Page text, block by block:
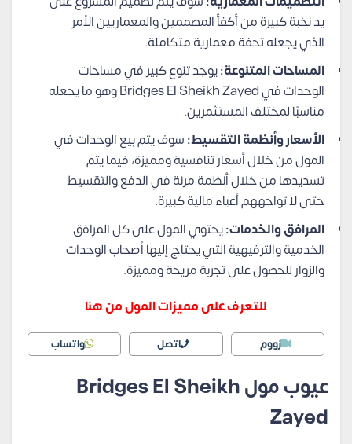
يد نخبة كبيرة من أكفأ المصممين والمعماريين الأمر
الذي يجعله تحفة معمارية متكاملة.
المساحات المتنوعة:يوجد تنوع كبير في مساحات
الوحدات في Bridges El Sheikh Zayed وهو ما يجعله
مناسبًا لمختلف المستثمرين.
الأسعار وأنظمة التقسيط:سوف يتم بيع الوحدات في
المول من خلال أسعار تنافسية ومميزة، فيما يتم
تسديدها من خلال أنظمة مرنة في الدفع والتقسيط
حتى لا تواجههم أعباء مالية كبيرة.
المرافق والخدمات:يحتوي المول على كل المرافق
الخدمية والترفيهية التي يحتاج إليها أصحاب الوحدات
والزوار للحصول على تجربة مريحة ومميزة.
للتعرف على مميزات المول من هنا
زووم اتصل واتساب
عيوب مول Bridges El Sheikh
Zayed